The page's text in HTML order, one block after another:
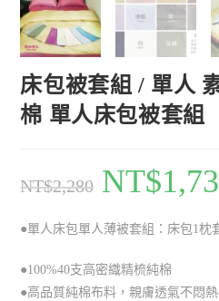
床包被套組 / 單人
棉 單人床包被套組
NT$2,280 NT$
●單人床包單人薄被套組：床包1枕
●100%40支高密織精梳純棉
●高品質純棉布料，親膚透氣不悶